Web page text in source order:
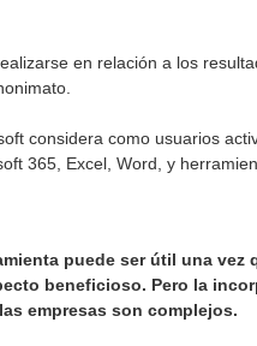
en relación a los
considera como usuarios
365, Excel, Word, y
puede ser útil una
beneficioso. Pero la
empresas son complejos.